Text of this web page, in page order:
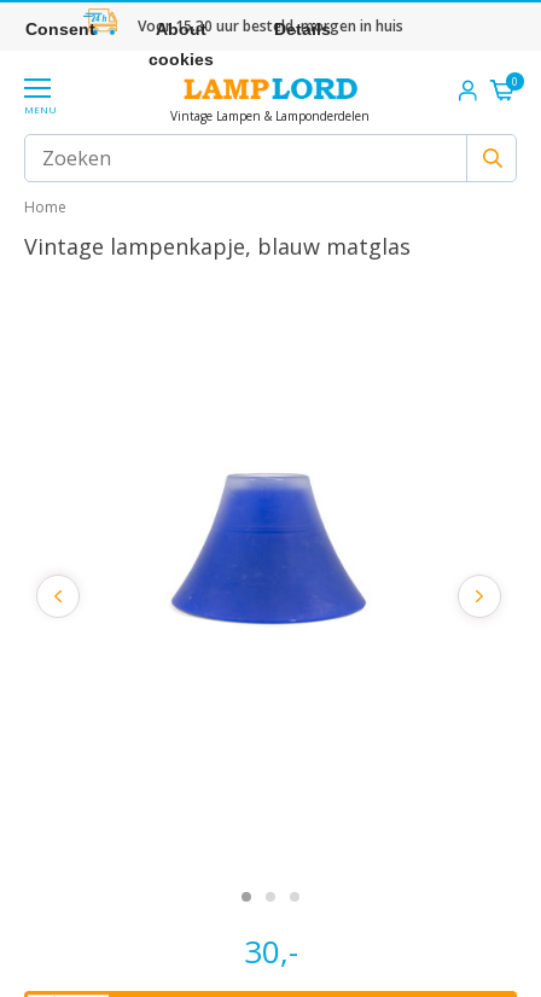
Voor 15.30 uur besteld, morgen in huis
MENU Vintage Lampen & Lamponderdelen
0
Home
Vintage lampenkapje, blauw matglas
30,-
Consent
About
cookies
Details